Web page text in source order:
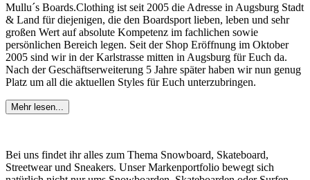
Mullu´s Boards.Clothing ist seit 2005 die Adresse in Augsburg Stadt
& Land für diejenigen, die den Boardsport lieben, leben und sehr
großen Wert auf absolute Kompetenz im fachlichen sowie
persönlichen Bereich legen. Seit der Shop Eröffnung im Oktober
2005 sind wir in der Karlstrasse mitten in Augsburg für Euch da.
Nach der Geschäftserweiterung 5 Jahre später haben wir nun genug
Platz um all die aktuellen Styles für Euch unterzubringen.
Mehr lesen...
Bei uns findet ihr alles zum Thema Snowboard, Skateboard,
Streetwear und Sneakers. Unser Markenportfolio bewegt sich